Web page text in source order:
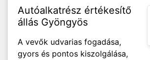
Autóalkatrész értékesítő
állás Gyöngyös
A vevők udvarias fogadása,
gyors és pontos kiszolgálása,